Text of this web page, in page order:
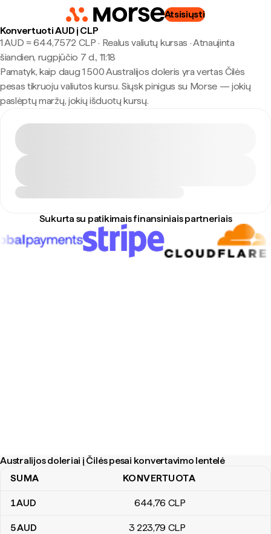
Atsisiųsti
Konvertuoti AUD į CLP
1 AUD ≈ 644,7572 CLP · Realus valiutų kursas ·Atnaujinta
šiandien, rugpjūčio 7 d., 11:18
Pamatyk, kaip daug 1 500 Australijos doleris yra vertas Čilės
pesas tikruoju valiutos kursu. Siųsk pinigus su Morse — jokių
paslėptų maržų, jokių išduotų kursų.
Sukurta su patikimais finansiniais partneriais
Australijos doleriai į Čilės pesai konvertavimo lentelė
Australijos doleriai į Čilės pesai konvertavimo lentelė
SUMA KONVERTUOTA
1AUD 644,76 CLP
5AUD 3 223,79 CLP